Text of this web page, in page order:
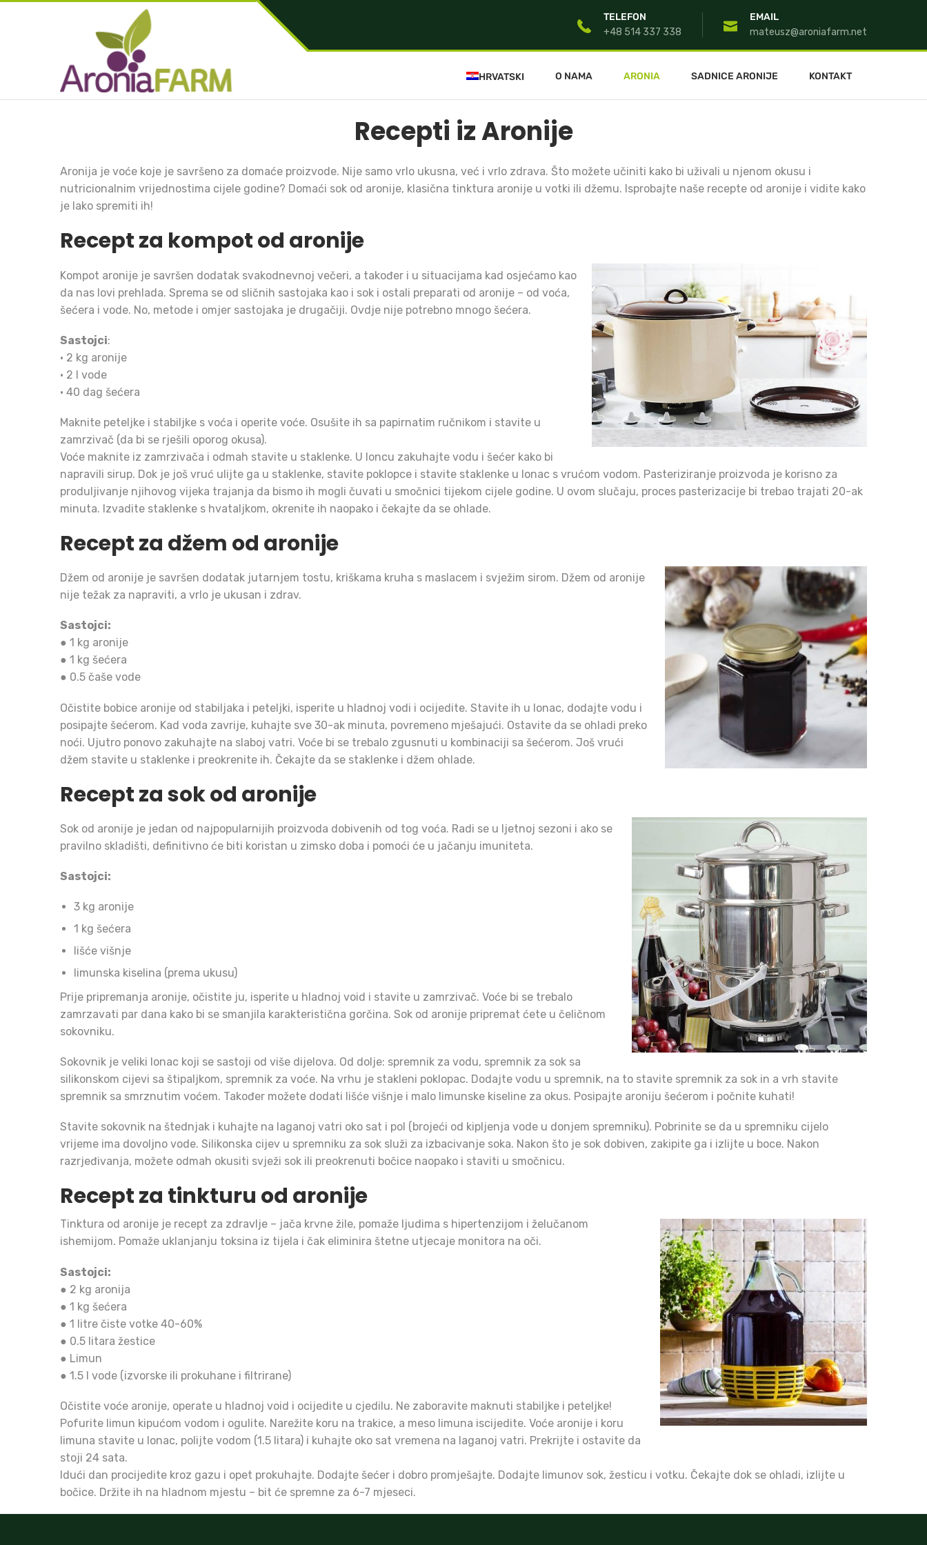
TELEFON
+48 514 337 338
EMAIL
mateusz@aroniafarm.net
HRVATSKI O NAMA ARONIA SADNICE ARONIJE KONTAKT
Recepti iz Aronije
Aronija je voće koje je savršeno za domaće proizvode. Nije samo vrlo ukusna, već i vrlo zdrava. Što možete učiniti kako bi uživali u njenom okusu i
nutricionalnim vrijednostima cijele godine? Domaći sok od aronije, klasična tinktura aronije u votki ili džemu. Isprobajte naše recepte od aronije i vidite kako
je lako spremiti ih!
Recept za kompot od aronije
Kompot aronije je savršen dodatak svakodnevnoj večeri, a također i u situacijama kad osjećamo kao
da nas lovi prehlada. Sprema se od sličnih sastojaka kao i sok i ostali preparati od aronije – od voća,
šećera i vode. No, metode i omjer sastojaka je drugačiji. Ovdje nije potrebno mnogo šećera.
Sastojci:
• 2 kg aronije
• 2 l vode
• 40 dag šećera
Maknite peteljke i stabiljke s voća i operite voće. Osušite ih sa papirnatim ručnikom i stavite u
zamrzivač (da bi se rješili oporog okusa).
Voće maknite iz zamrzivača i odmah stavite u staklenke. U loncu zakuhajte vodu i šećer kako bi
napravili sirup. Dok je još vruć ulijte ga u staklenke, stavite poklopce i stavite staklenke u lonac s vrućom vodom. Pasteriziranje proizvoda je korisno za
produljivanje njihovog vijeka trajanja da bismo ih mogli čuvati u smočnici tijekom cijele godine. U ovom slučaju, proces pasterizacije bi trebao trajati 20-ak
minuta. Izvadite staklenke s hvataljkom, okrenite ih naopako i čekajte da se ohlade.
Recept za džem od aronije
Džem od aronije je savršen dodatak jutarnjem tostu, kriškama kruha s maslacem i svježim sirom. Džem od aronije
nije težak za napraviti, a vrlo je ukusan i zdrav.
Sastojci:
● 1 kg aronije
● 1 kg šećera
● 0.5 čaše vode
Očistite bobice aronije od stabiljaka i peteljki, isperite u hladnoj vodi i ocijedite. Stavite ih u lonac, dodajte vodu i
posipajte šećerom. Kad voda zavrije, kuhajte sve 30-ak minuta, povremeno mješajući. Ostavite da se ohladi preko
noći. Ujutro ponovo zakuhajte na slaboj vatri. Voće bi se trebalo zgusnuti u kombinaciji sa šećerom. Još vrući
džem stavite u staklenke i preokrenite ih. Čekajte da se staklenke i džem ohlade.
Recept za sok od aronije
Sok od aronije je jedan od najpopularnijih proizvoda dobivenih od tog voća. Radi se u ljetnoj sezoni i ako se
pravilno skladišti, definitivno će biti koristan u zimsko doba i pomoći će u jačanju imuniteta.
Sastojci:
3 kg aronije
1 kg šećera
lišće višnje
limunska kiselina (prema ukusu)
Prije pripremanja aronije, očistite ju, isperite u hladnoj void i stavite u zamrzivač. Voće bi se trebalo
zamrzavati par dana kako bi se smanjila karakteristična gorčina. Sok od aronije pripremat ćete u čeličnom
sokovniku.
Sokovnik je veliki lonac koji se sastoji od više dijelova. Od dolje: spremnik za vodu, spremnik za sok sa
silikonskom cijevi sa štipaljkom, spremnik za voće. Na vrhu je stakleni poklopac. Dodajte vodu u spremnik, na to stavite spremnik za sok in a vrh stavite
spremnik sa smrznutim voćem. Također možete dodati lišće višnje i malo limunske kiseline za okus. Posipajte aroniju šećerom i počnite kuhati!
Stavite sokovnik na štednjak i kuhajte na laganoj vatri oko sat i pol (brojeći od kipljenja vode u donjem spremniku). Pobrinite se da u spremniku cijelo
vrijeme ima dovoljno vode. Silikonska cijev u spremniku za sok služi za izbacivanje soka. Nakon što je sok dobiven, zakipite ga i izlijte u boce. Nakon
razrjeđivanja, možete odmah okusiti svježi sok ili preokrenuti bočice naopako i staviti u smočnicu.
Recept za tinkturu od aronije
Tinktura od aronije je recept za zdravlje – jača krvne žile, pomaže ljudima s hipertenzijom i želučanom
ishemijom. Pomaže uklanjanju toksina iz tijela i čak eliminira štetne utjecaje monitora na oči.
Sastojci:
● 2 kg aronija
● 1 kg šećera
● 1 litre čiste votke 40-60%
● 0.5 litara žestice
● Limun
● 1.5 l vode (izvorske ili prokuhane i filtrirane)
Očistite voće aronije, operate u hladnoj void i ocijedite u cjedilu. Ne zaboravite maknuti stabiljke i peteljke!
Pofurite limun kipućom vodom i ogulite. Narežite koru na trakice, a meso limuna iscijedite. Voće aronije i koru
limuna stavite u lonac, polijte vodom (1.5 litara) i kuhajte oko sat vremena na laganoj vatri. Prekrijte i ostavite da
stoji 24 sata.
Idući dan procijedite kroz gazu i opet prokuhajte. Dodajte šećer i dobro promješajte. Dodajte limunov sok, žesticu i votku. Čekajte dok se ohladi, izlijte u
bočice. Držite ih na hladnom mjestu – bit će spremne za 6-7 mjeseci.